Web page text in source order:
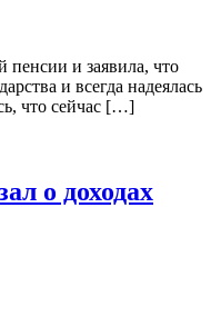
пенсии и заявила, что
и всегда надеялась
что сейчас […]
о доходах